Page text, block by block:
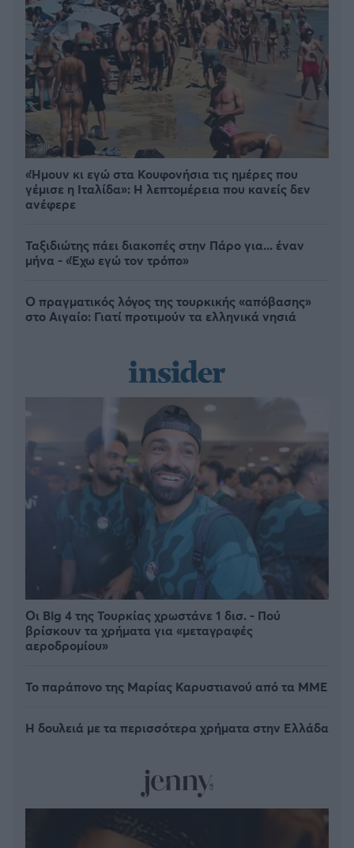
«Ήμουν κι εγώ στα Κουφονήσια τις ημέρες που
γέμισε η Ιταλίδα»: Η λεπτομέρεια που κανείς δεν
ανέφερε
Ταξιδιώτης πάει διακοπές στην Πάρο για... έναν
μήνα - «Έχω εγώ τον τρόπο»
Ο πραγματικός λόγος της τουρκικής «απόβασης»
στο Αιγαίο: Γιατί προτιμούν τα ελληνικά νησιά
Οι Big 4 της Τουρκίας χρωστάνε 1 δισ. - Πού
βρίσκουν τα χρήματα για «μεταγραφές
αεροδρομίου»
Το παράπονο της Μαρίας Καρυστιανού από τα ΜΜΕ
Η δουλειά με τα περισσότερα χρήματα στην Ελλάδα